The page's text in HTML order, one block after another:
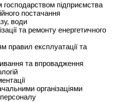
господарством підприємства
постачання
води
та ремонту енергетичного
правил експлуатації та
та впровадження
організаціями